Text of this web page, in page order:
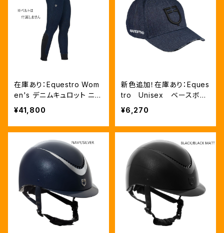
在庫あり：Equestro Wom
en's デニムキュロット ニー
グリップ（ETW00318)
¥41,800
新色追加！在庫あり：Eques
tro Unisex ベースボー
ルキャップ 17色 (ETU030
03）
¥6,270